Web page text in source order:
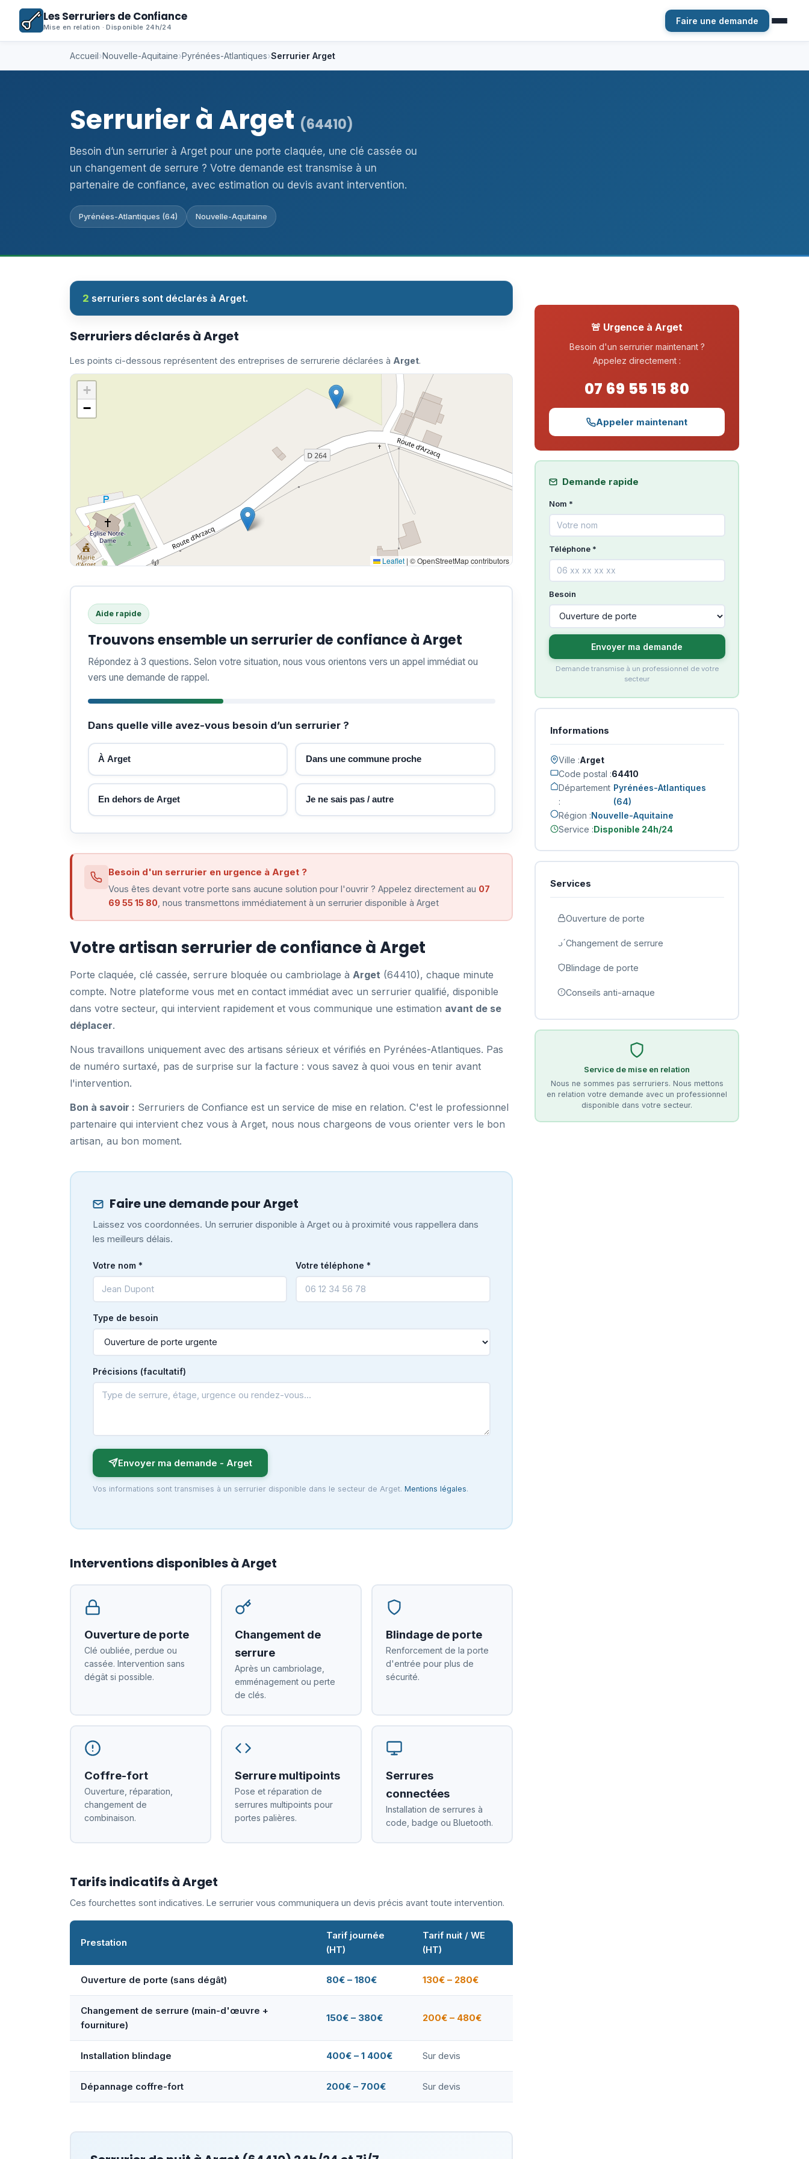
Les Serruriers de Confiance
Mise en relation · Disponible 24h/24
Faire une demande
Accueil›Nouvelle-Aquitaine›Pyrénées-Atlantiques›Serrurier Arget
Serrurier à Arget (64410)
Besoin d’un serrurier à Arget pour une porte claquée, une clé cassée ou
un changement de serrure ? Votre demande est transmise à un
partenaire de confiance, avec estimation ou devis avant intervention.
Pyrénées-Atlantiques (64) Nouvelle-Aquitaine
2 serruriers sont déclarés à Arget.
Serruriers déclarés à Arget
Les points ci-dessous représentent des entreprises de serrurerie déclarées à Arget.
+
−
Leaflet | © OpenStreetMap contributors
Aide rapide
Trouvons ensemble un serrurier de confiance à Arget
Répondez à 3 questions. Selon votre situation, nous vous orientons vers un appel immédiat ou
vers une demande de rappel.
Dans quelle ville avez-vous besoin d’un serrurier ?
À Arget Dans une commune proche
En dehors de Arget Je ne sais pas / autre
Besoin d'un serrurier en urgence à Arget ?
Vous êtes devant votre porte sans aucune solution pour l'ouvrir ? Appelez directement au 07
69 55 15 80 , nous transmettons immédiatement à un serrurier disponible à Arget
Votre artisan serrurier de confiance à Arget
Porte claquée, clé cassée, serrure bloquée ou cambriolage à Arget (64410), chaque minute
compte. Notre plateforme vous met en contact immédiat avec un serrurier qualifié, disponible
dans votre secteur, qui intervient rapidement et vous communique une estimation avant de se
déplacer.
Nous travaillons uniquement avec des artisans sérieux et vérifiés en Pyrénées-Atlantiques. Pas
de numéro surtaxé, pas de surprise sur la facture : vous savez à quoi vous en tenir avant
l'intervention.
Bon à savoir : Serruriers de Confiance est un service de mise en relation. C'est le professionnel
partenaire qui intervient chez vous à Arget, nous nous chargeons de vous orienter vers le bon
artisan, au bon moment.
Faire une demande pour Arget
Laissez vos coordonnées. Un serrurier disponible à Arget ou à proximité vous rappellera dans
les meilleurs délais.
Votre nom * Votre téléphone *
Type de besoin
Précisions (facultatif)
Envoyer ma demande - Arget
Vos informations sont transmises à un serrurier disponible dans le secteur de Arget. Mentions légales.
Interventions disponibles à Arget
Ouverture de porte
Clé oubliée, perdue ou
cassée. Intervention sans
dégât si possible.
Changement de
serrure
Après un cambriolage,
emménagement ou perte
de clés.
Blindage de porte
Renforcement de la porte
d'entrée pour plus de
sécurité.
Coffre-fort
Ouverture, réparation,
changement de
combinaison.
Serrure multipoints
Pose et réparation de
serrures multipoints pour
portes palières.
Serrures
connectées
Installation de serrures à
code, badge ou Bluetooth.
Tarifs indicatifs à Arget
Ces fourchettes sont indicatives. Le serrurier vous communiquera un devis précis avant toute intervention.
Prestation
Tarif journée
(HT)
Tarif nuit / WE
(HT)
Ouverture de porte (sans dégât) 80€ – 180€ 130€ – 280€
Changement de serrure (main-d'œuvre +
fourniture)
150€ – 380€ 200€ – 480€
Installation blindage 400€ – 1 400€ Sur devis
Dépannage coffre-fort 200€ – 700€ Sur devis
🚨 Urgence à Arget
Besoin d'un serrurier maintenant ?
Appelez directement :
07 69 55 15 80
Appeler maintenant
Demande rapide
Nom *
Téléphone *
Besoin
Envoyer ma demande
Demande transmise à un professionnel de votre
secteur
Informations
Ville :Arget
Code postal :64410
Département
:
Pyrénées-Atlantiques
(64)
Région :Nouvelle-Aquitaine
Service :Disponible 24h/24
Services
Ouverture de porte
Changement de serrure
Blindage de porte
Conseils anti-arnaque
Service de mise en relation
Nous ne sommes pas serruriers. Nous mettons
en relation votre demande avec un professionnel
disponible dans votre secteur.